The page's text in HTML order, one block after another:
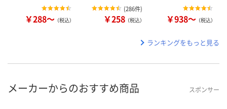
￥288～ （税込）
(286件)
￥258 （税込） ￥938～ （税込）
ランキングをもっと見る
メーカーからのおすすめ商品 スポンサー